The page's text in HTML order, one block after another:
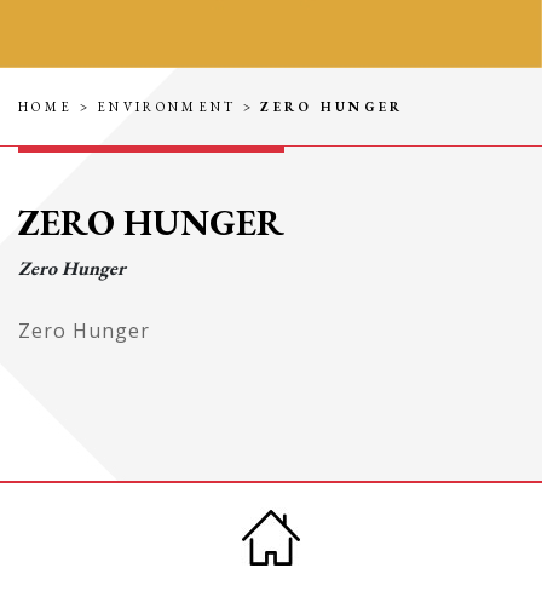
HOME > ENVIRONMENT >ZERO HUNGER
ZERO HUNGER
Zero Hunger
Zero Hunger